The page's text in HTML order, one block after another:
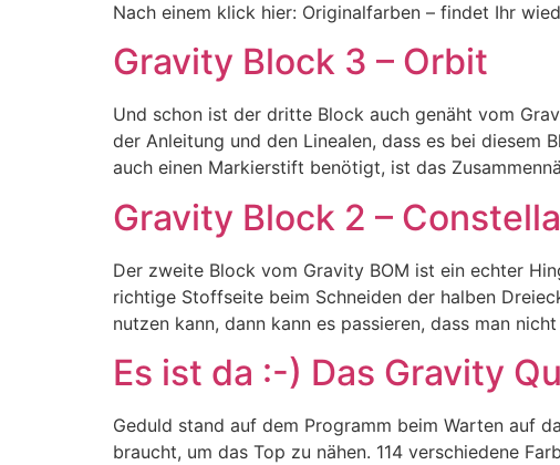
Nach einem klick hier: Originalfarben – findet Ihr
Gravity Block 3 – Orbit
Und schon ist der dritte Block auch genäht vom
der Anleitung und den Linealen, dass es bei diesem
auch einen Markierstift benötigt, ist das
Gravity Block 2 –
Der zweite Block vom Gravity BOM ist ein echter
richtige Stoffseite beim Schneiden der halben
nutzen kann, dann kann es passieren, dass man
Es ist da :-) Das Gravity
Geduld stand auf dem Programm beim Warten auf
braucht, um das Top zu nähen. 114 verschiedene